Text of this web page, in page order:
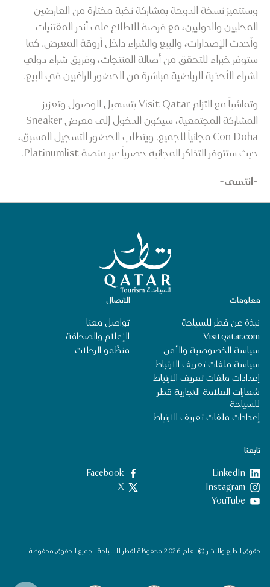
وستتميز نسخة الدوحة بمشاركة نخبة مختارة من العارضين
المحليين والدوليين، مع فرصة للاطلاع على أندر المقتنيات
وأحدث الإصدارات، والبيع والشراء داخل أروقة المعرض. كما
ستوفر خبراء للتحقق من أصالة المنتجات، وفريق شراء دولي
لشراء الأحذية الرياضية مباشرة من الحضور الراغبين في البيع.
وتماشياً مع التزام Visit Qatar بتسهيل الوصول وتعزيز
المشاركة المجتمعية، سيكون الدخول إلى معرض Sneaker
Con Doha مجانياً للجميع. ويتطلب الحضور التسجيل المسبق،
حيث ستتوفر التذاكر المجانية حصرياً عبر منصة Platinumlist.
-انتهى-
الصفحة الرئيسية لقطر للسياحة
تابعنا
LinkedIn
‎Facebook‏
‎Instagram‏
X
YouTube
الاتصال
تواصل معنا
الإعلام والصحافة
منظِّمو الرحلات
معلومات
نبذة عن قطر للسياحة
Visitqatar.com
سياسة الخصوصية والأمن
سياسة ملفات تعريف الارتباط
إعدادات ملفات تعريف الارتباط
شعارات العلامة التجارية قطر
للسياحة
إعدادات ملفات تعريف الارتباط
حقوق الطبع والنشر © لعام 2026 محفوظة لقطر للسياحة | جميع الحقوق محفوظة